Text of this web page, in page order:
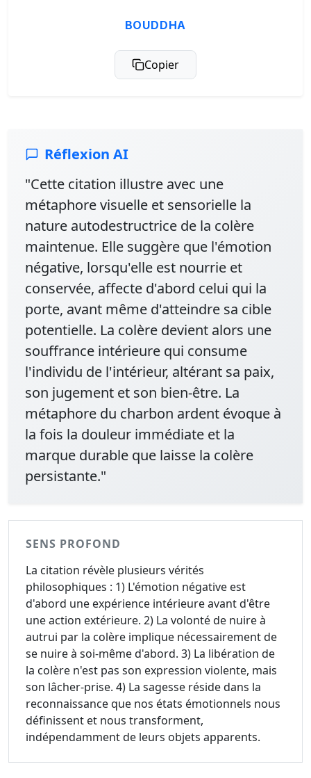
BOUDDHA
Copier
Réflexion AI
"Cette citation illustre avec une
métaphore visuelle et sensorielle la
nature autodestructrice de la colère
maintenue. Elle suggère que l'émotion
négative, lorsqu'elle est nourrie et
conservée, affecte d'abord celui qui la
porte, avant même d'atteindre sa cible
potentielle. La colère devient alors une
souffrance intérieure qui consume
l'individu de l'intérieur, altérant sa paix,
son jugement et son bien-être. La
métaphore du charbon ardent évoque à
la fois la douleur immédiate et la
marque durable que laisse la colère
persistante."
SENS PROFOND
La citation révèle plusieurs vérités
philosophiques : 1) L'émotion négative est
d'abord une expérience intérieure avant d'être
une action extérieure. 2) La volonté de nuire à
autrui par la colère implique nécessairement de
se nuire à soi-même d'abord. 3) La libération de
la colère n'est pas son expression violente, mais
son lâcher-prise. 4) La sagesse réside dans la
reconnaissance que nos états émotionnels nous
définissent et nous transforment,
indépendamment de leurs objets apparents.